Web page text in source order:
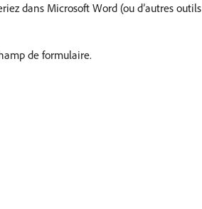
dans Microsoft Word (ou d’autres outils
de formulaire.